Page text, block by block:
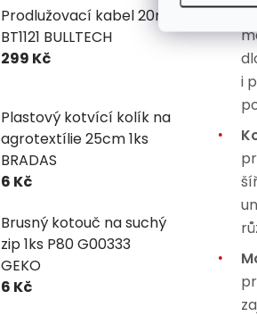
Prodlužovací kabel 20m
BT1121 BULLTECH
299 Kč
Plastový kotvící kolík na
agrotextílie 25cm 1ks
BRADAS
6 Kč
Brusný kotouč na suchý
zip 1ks P80 G00333
GEKO
6 Kč
i